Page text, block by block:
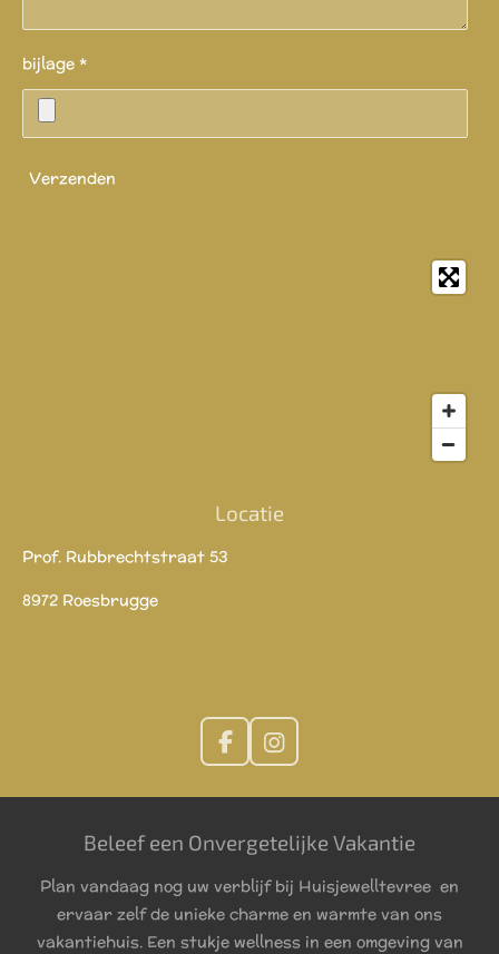
bijlage *
Verzenden
Locatie
Prof. Rubbrechtstraat 53
8972 Roesbrugge
F
a
c
b
o
k
I
n
s
a
r
a
m
Beleef een Onvergetelijke Vakantie
Plan vandaag nog uw verblijf bij Huisjewelltevree en
ervaar zelf de unieke charme en warmte van ons
vakantiehuis. Een stukje wellness in een omgeving van